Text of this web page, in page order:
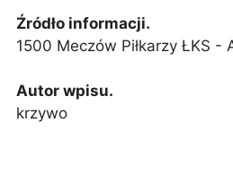
Źródło informacji.
1500 Meczów Piłkarzy ŁKS -
Autor wpisu.
krzywo